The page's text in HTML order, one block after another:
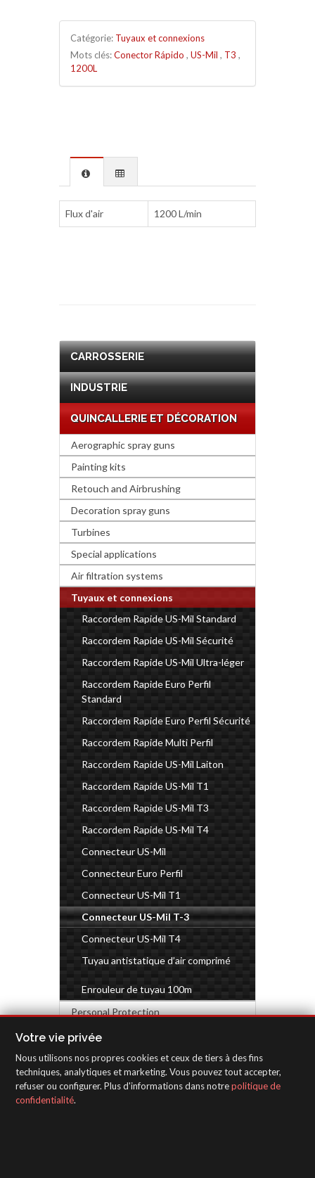
Catégorie: Tuyaux et connexions
Mots clés:Conector Rápido , US-Mil , T3 ,
1200L
Flux d'air 1200 L/min
CARROSSERIE
INDUSTRIE
QUINCALLERIE ET DÉCORATION
Aerographic spray guns
Painting kits
Retouch and Airbrushing
Decoration spray guns
Turbines
Special applications
Air filtration systems
Tuyaux et connexions
Raccordem Rapide US-Mil Standard
Raccordem Rapide US-Mil Sécurité
Raccordem Rapide US-Mil Ultra-léger
Raccordem Rapide Euro Perfil
Standard
Raccordem Rapide Euro Perfil Sécurité
Raccordem Rapide Multi Perfil
Raccordem Rapide US-Mil Laiton
Raccordem Rapide US-Mil T1
Raccordem Rapide US-Mil T3
Raccordem Rapide US-Mil T4
Connecteur US-Mil
Connecteur Euro Perfil
Connecteur US-Mil T1
Connecteur US-Mil T-3
Connecteur US-Mil T4
Tuyau antistatique d’air comprimé
Enrouleur de tuyau 100m
Personal Protection
Industrial accessories
MATÉRIEL D'INSPECTION
Votre vie privée
Nous utilisons nos propres cookies et ceux de tiers à des fins
techniques, analytiques et marketing. Vous pouvez tout accepter,
refuser ou configurer. Plus d'informations dans notrepolitique de
confidentialité.